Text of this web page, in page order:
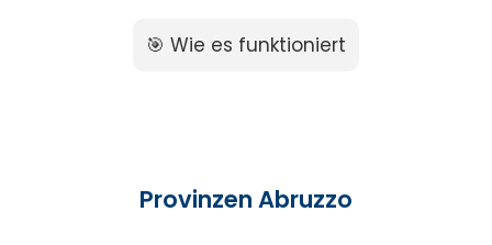
🎯 Wie es funktioniert
Provinzen Abruzzo